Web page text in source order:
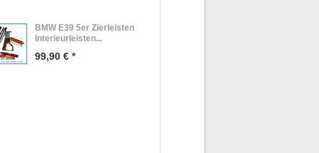
BMW E39 5er Zierleisten
Interieurleisten...
99,90 € *